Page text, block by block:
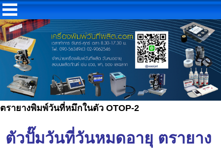
ตรายางพิมพ์วันที่หมึกในตัว OTOP-2
ตัวปั๊มวันที่วันหมดอายุ ตรายาง